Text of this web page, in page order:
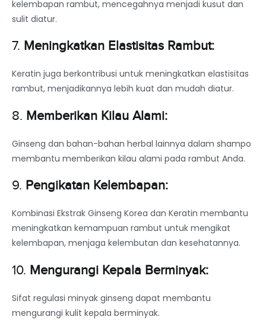
kelembapan rambut, mencegahnya menjadi kusut dan
sulit diatur.
7. Meningkatkan Elastisitas Rambut:
Keratin juga berkontribusi untuk meningkatkan elastisitas
rambut, menjadikannya lebih kuat dan mudah diatur.
8. Memberikan Kilau Alami:
Ginseng dan bahan-bahan herbal lainnya dalam shampo
membantu memberikan kilau alami pada rambut Anda.
9. Pengikatan Kelembapan:
Kombinasi Ekstrak Ginseng Korea dan Keratin membantu
meningkatkan kemampuan rambut untuk mengikat
kelembapan, menjaga kelembutan dan kesehatannya.
10. Mengurangi Kepala Berminyak:
Sifat regulasi minyak ginseng dapat membantu
mengurangi kulit kepala berminyak.